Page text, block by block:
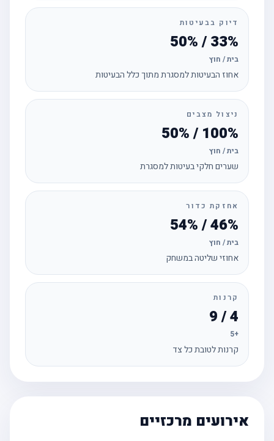
דיוק בבעיטות
33% / 50%
בית / חוץ
אחוז הבעיטות למסגרת מתוך כלל הבעיטות
ניצול מצבים
100% / 50%
בית / חוץ
שערים חלקי בעיטות למסגרת
אחזקת כדור
46% / 54%
בית / חוץ
אחוזי שליטה במשחק
קרנות
קרנות לטובת כל צד
אירועים מרכזיים